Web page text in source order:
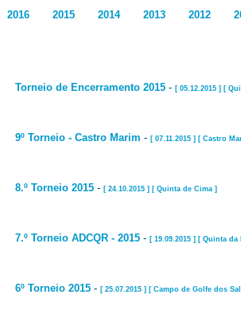
2016
2015 2014 2013 2012
Torneio de Encerramento 2015 - [ 05.12.2015 ] [
9º Torneio - Castro Marim - [ 07.11.2015 ] [ Castro
8.º Torneio 2015 - [ 24.10.2015 ] [ Quinta de Cima ]
7.º Torneio ADCQR - 2015 - [ 19.09.2015 ] [ Quinta da
6º Torneio 2015 - [ 25.07.2015 ] [ Campo de Golfe dos